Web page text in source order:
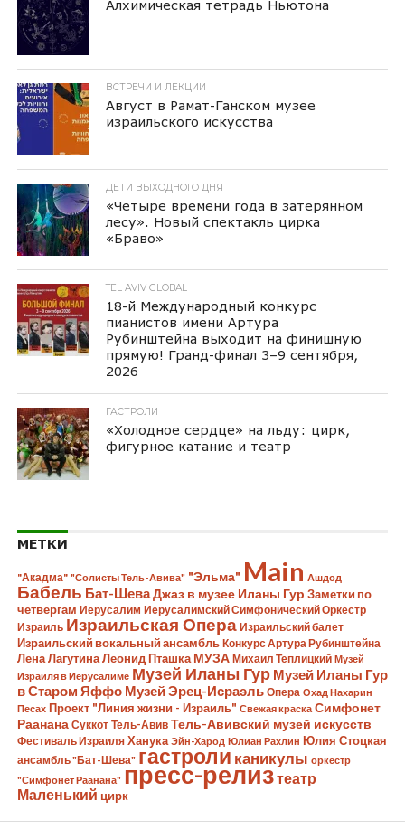
Алхимическая тетрадь Ньютона
ВСТРЕЧИ И ЛЕКЦИИ
Август в Рамат-Ганском музее
израильского искусства
ДЕТИ ВЫХОДНОГО ДНЯ
«Четыре времени года в затерянном
лесу». Новый спектакль цирка
«Браво»
TEL AVIV GLOBAL
18-й Международный конкурс
пианистов имени Артура
Рубинштейна выходит на финишную
прямую! Гранд-финал 3–9 сентября,
2026
ГАСТРОЛИ
«Холодное сердце» на льду: цирк,
фигурное катание и театр
МЕТКИ
"Акадма" "Солисты Тель-Авива" "Эльма" Main Ашдод
Бабель Бат-ШеваДжаз в музее Иланы Гур Заметки по
четвергам Иерусалим Иерусалимский Симфонический Оркестр
Израиль Израильская Опера Израильский балет
Израильский вокальный ансамбль Конкурс Артура Рубинштейна
Лена Лагутина Леонид Пташка МУЗА Михаил Теплицкий Музей
Израиля в Иерусалиме Музей Иланы Гур Музей Иланы Гур
в Старом Яффо Музей Эрец-Исраэль Опера Охад Нахарин
Песах Проект "Линия жизни - Израиль" Свежая краска Симфонет
Раанана Суккот Тель-Авив Тель-Авивский музей искусств
Фестиваль Израиля Ханука Эйн-Харод Юлиан Рахлин Юлия Стоцкая
ансамбль "Бат-Шева" гастроли каникулы оркестр
"Симфонет Раанана" пресс-релизтеатр
Маленький цирк